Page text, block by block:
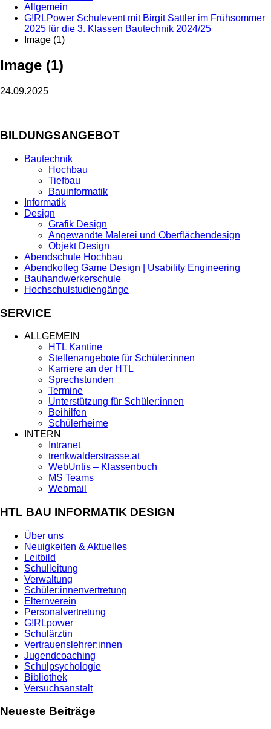
Allgemein
G!RLPower Schulevent mit Birgit Sattler im Frühsommer
2025 für die 3. Klassen Bautechnik 2024/25
Image (1)
Image (1)
24.09.2025
BILDUNGSANGEBOT
Bautechnik
Hochbau
Tiefbau
Bauinformatik
Informatik
Design
Grafik Design
Angewandte Malerei und Oberflächendesign
Objekt Design
Abendschule Hochbau
Abendkolleg Game Design | Usability Engineering
Bauhandwerkerschule
Hochschulstudiengänge
SERVICE
ALLGEMEIN
HTL Kantine
Stellenangebote für Schüler:innen
Karriere an der HTL
Sprechstunden
Termine
Unterstützung für Schüler:innen
Beihilfen
Schülerheime
INTERN
Intranet
trenkwalderstrasse.at
WebUntis – Klassenbuch
MS Teams
Webmail
HTL BAU INFORMATIK DESIGN
Über uns
Neuigkeiten & Aktuelles
Leitbild
Schulleitung
Verwaltung
Schüler:innenvertretung
Elternverein
Personalvertretung
G!RLpower
Schulärztin
Vertrauenslehrer:innen
Jugendcoaching
Schulpsychologie
Bibliothek
Versuchsanstalt
Neueste Beiträge